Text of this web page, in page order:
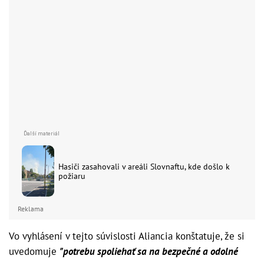
Hasiči zasahovali v areáli Slovnaftu, kde došlo k
požiaru
Reklama
Vo vyhlásení v tejto súvislosti Aliancia konštatuje, že si
uvedomuje "potrebu spoliehať sa na bezpečné a odolné